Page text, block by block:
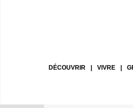
DÉCOUVRIR VIVRE